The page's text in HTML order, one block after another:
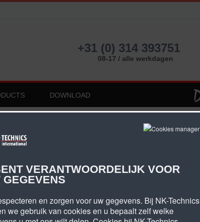
+31 (0) 314 393751
08-17 / alle werkdagen
DOWNLOAD
6mm
6mm
tanden Type Artikel omschrijving
VERANTWOORDELIJK VOOR
GEGEVENS
en zorgen voor uw gegevens. Bij NK-Technics
we gebruik van cookies en u bepaalt zelf welke